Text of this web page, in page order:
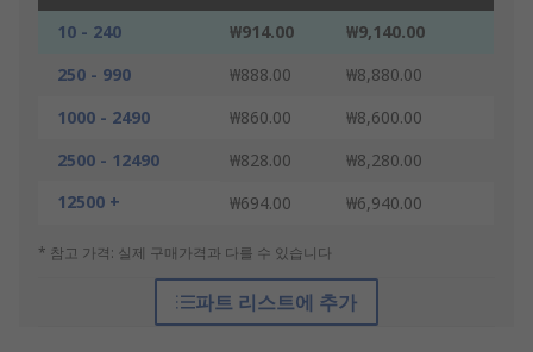
10 - 240 ₩914.00
₩9,140.00
250 - 990
₩888.00
₩8,880.00
1000 - 2490
₩860.00
₩8,600.00
2500 - 12490
₩828.00
₩8,280.00
12500 +
₩694.00 ₩6,940.00
* 참고 가격: 실제 구매가격과 다를 수 있습니다
파트 리스트에 추가